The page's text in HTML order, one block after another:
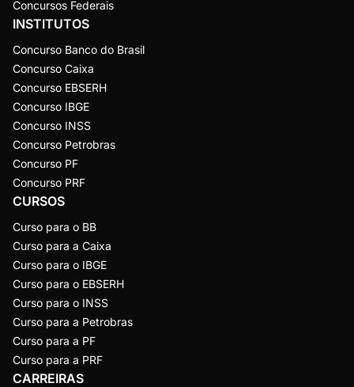
Concursos Federais
INSTITUTOS
Concurso Banco do Brasil
Concurso Caixa
Concurso EBSERH
Concurso IBGE
Concurso INSS
Concurso Petrobras
Concurso PF
Concurso PRF
CURSOS
Curso para o BB
Curso para a Caixa
Curso para o IBGE
Curso para o EBSERH
Curso para o INSS
Curso para a Petrobras
Curso para a PF
Curso para a PRF
CARREIRAS